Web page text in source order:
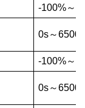
-100%～
0s～6500s
-100%～
0s～6500s